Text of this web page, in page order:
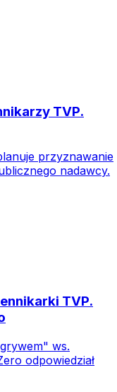
TVP.
przyznawanie
nadawcy.
TVP.
ws.
odpowiedział